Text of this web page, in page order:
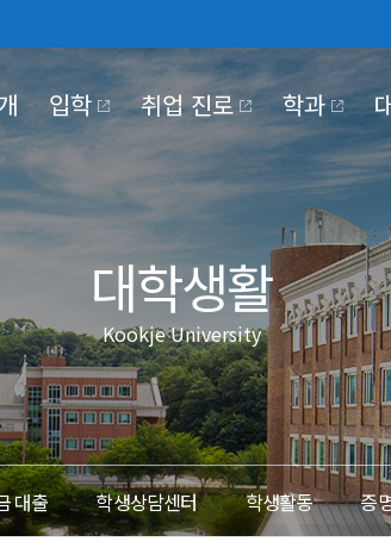
KOOKJE VISION 2025
전략 영역 별 핵심 전략 및
이행과제
대학기관
조직도
대학본부
부속/부설기관
산학협력단
정보공개
정보공개
비공개대
정보목록
사전정보
대학정보
입학 취업 진로 학과
학사일정 교육만
홍보동영상 국제저널
장학·대출 국제장터
#MeToo제보 코로나
대학생활
Kookje University
대출 학생상담센터 학생활동 증